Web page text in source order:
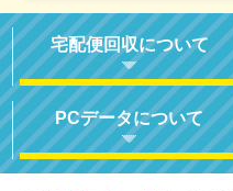
宅配便回収について
PCデータについて